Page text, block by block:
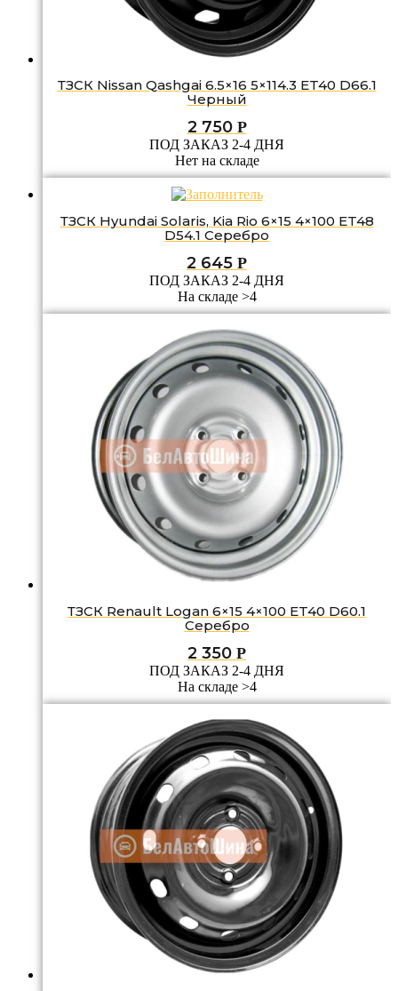
ТЗСК Nissan Qashgai 6.5×16 5×114.3 ET40 D66.1
Черный
2 750 Р
ПОД ЗАКАЗ 2-4 ДНЯ
Нет на складе
ТЗСК Hyundai Solaris, Kia Rio 6×15 4×100 ET48
D54.1 Серебро
2 645 Р
ПОД ЗАКАЗ 2-4 ДНЯ
На складе >4
ТЗСК Renault Logan 6×15 4×100 ET40 D60.1
Серебро
2 350 Р
ПОД ЗАКАЗ 2-4 ДНЯ
На складе >4